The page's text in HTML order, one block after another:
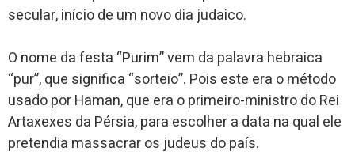
secular, início de um novo dia judaico.
O nome da festa “Purim” vem da palavra hebraica
“pur”, que significa “sorteio”. Pois este era o método
usado por Haman, que era o primeiro-ministro do Rei
Artaxexes da Pérsia, para escolher a data na qual ele
pretendia massacrar os judeus do país.